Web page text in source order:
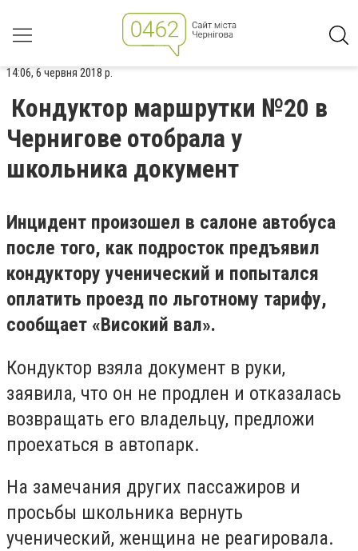
14:06, 6 червня 2018 р.
Кондуктор маршрутки №20 в
Чернигове отобрала у
школьника документ
Инцидент произошел в салоне автобуса
после того, как подросток предъявил
кондуктору ученический и попытался
оплатить проезд по льготному тарифу,
сообщает «Високий вал».
Кондуктор взяла документ в руки,
заявила, что он не продлен и отказалась
возвращать его владельцу, предложи
проехаться в автопарк.
На замечания других пассажиров и
просьбы школьника вернуть
ученический, женщина не реагировала.